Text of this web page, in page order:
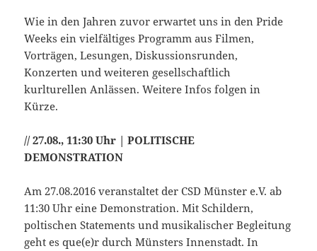
Wie in den Jahren zuvor erwartet uns in den Pride
Weeks ein vielfältiges Programm aus Filmen,
Vorträgen, Lesungen, Diskussionsrunden,
Konzerten und weiteren gesellschaftlich
kurlturellen Anlässen. Weitere Infos folgen in
Kürze.
// 27.08., 11:30 Uhr | POLITISCHE
DEMONSTRATION
Am 27.08.2016 veranstaltet der CSD Münster e.V. ab
11:30 Uhr eine Demonstration. Mit Schildern,
poltischen Statements und musikalischer Begleitung
geht es que(e)r durch Münsters Innenstadt. In